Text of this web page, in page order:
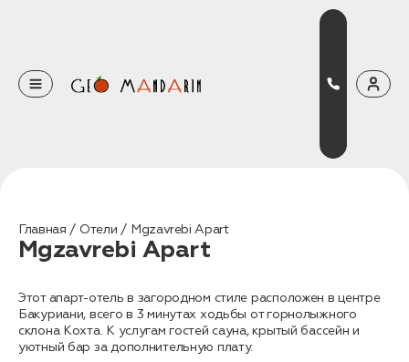
Главная Отели Mgzavrebi Apart
Mgzavrebi Apart
Этот апарт-отель в загородном стиле расположен в центре
Бакуриани, всего в 3 минутах ходьбы от горнолыжного
склона Кохта. К услугам гостей сауна, крытый бассейн и
уютный бар за дополнительную плату.
Оставьте свои данные
Наш менеджер скоро свяжется с вами
Нажимая на кнопку, вы соглашаетесь с условиями